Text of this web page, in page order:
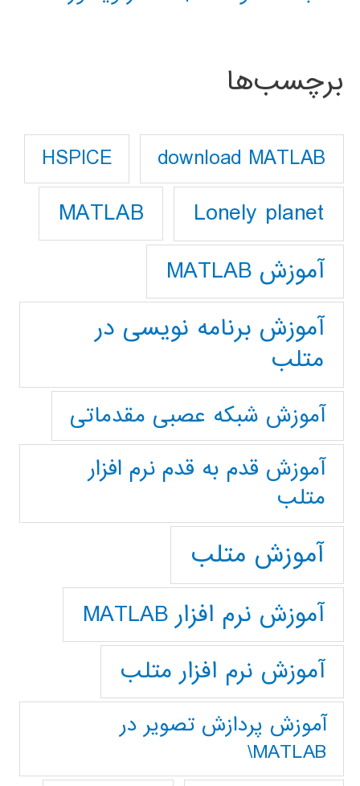
برچسب‌ها
download MATLAB
HSPICE
Lonely planet
MATLAB
آموزش MATLAB
آموزش برنامه نویسی در
متلب
آموزش شبکه عصبی مقدماتی
آموزش قدم به قدم نرم افزار
متلب
آموزش متلب
آموزش نرم افزار MATLAB
آموزش نرم افزار متلب
آموزش پردازش تصوير در
MATLAB\